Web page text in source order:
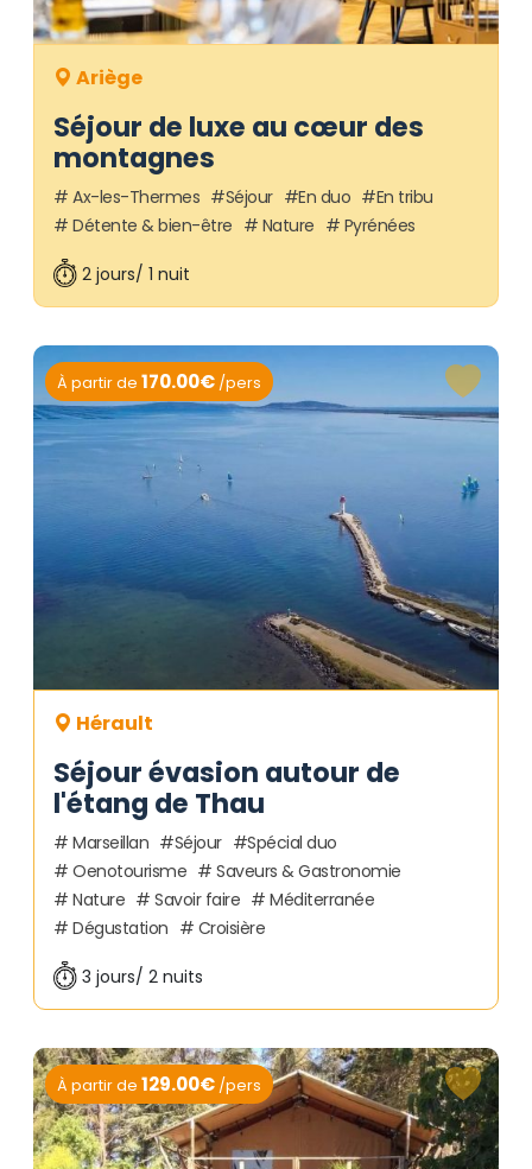
Séjour de luxe au cœur des
montagnes
Ariège
Ax-les-Thermes Séjour En duo
En tribu
Détente & bien-être
Nature Pyrénées
2 jours/ 1 nuit
Séjour évasion autour de
l'étang de Thau
Hérault
À partir de 170.00€ /pers
Marseillan Séjour
Spécial duo
Oenotourisme
Saveurs & Gastronomie
Nature
Savoir faire
Méditerranée
Dégustation
Croisière
3 jours/ 2 nuits
À partir de 129.00€ /pers